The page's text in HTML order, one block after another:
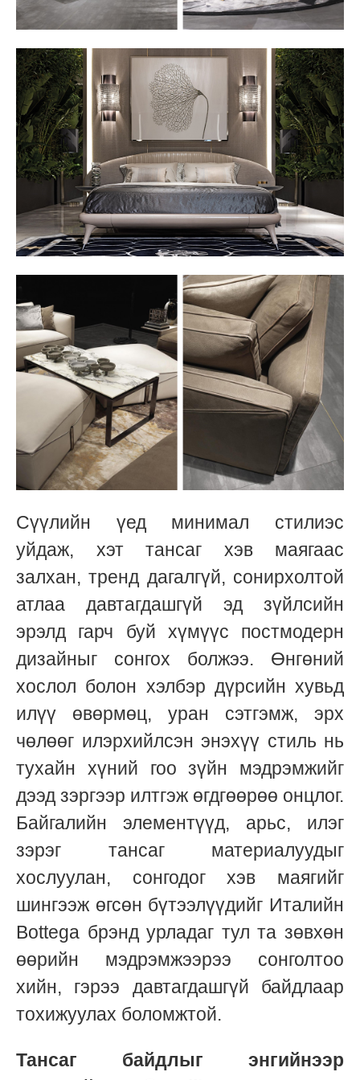
Сүүлийн үед минимал стилиэс
уйдаж, хэт тансаг хэв маягаас
залхан, тренд дагалгүй, сонирхолтой
атлаа давтагдашгүй эд зүйлсийн
эрэлд гарч буй хүмүүс постмодерн
дизайныг сонгох болжээ. Өнгөний
хослол болон хэлбэр дүрсийн хувьд
илүү өвөрмөц, уран сэтгэмж, эрх
чөлөөг илэрхийлсэн энэхүү стиль нь
тухайн хүний гоо зүйн мэдрэмжийг
дээд зэргээр илтгэж өгдгөөрөө онцлог.
Байгалийн элементүүд, арьс, илэг
зэрэг тансаг материалуудыг
хослуулан, сонгодог хэв маягийг
шингээж өгсөн бүтээлүүдийг Италийн
Bottega брэнд урладаг тул та зөвхөн
өөрийн мэдрэмжээрээ сонголтоо
хийн, гэрээ давтагдашгүй байдлаар
тохижуулах боломжтой.
Тансаг байдлыг энгийнээр